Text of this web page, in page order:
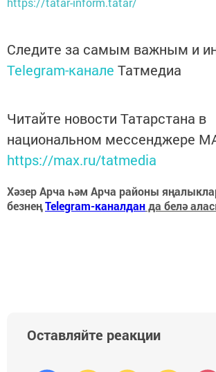
Следите за самым важным и
Telegram-канале Татмедиа
Читайте новости Татарстана в
национальном мессенджере
https://max.ru/tatmedia
Хәзер Арча һәм Арча районы
безнеңTelegram-каналданда белә
Оставляйте реакции